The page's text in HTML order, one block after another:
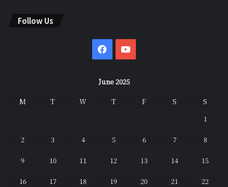
Follow Us
Facebook
June 2025
M T W T F S
S
1
2 3 4 5 6 7 8
9 10 11 12 13 14 15
16 17 18 19 20 21 22